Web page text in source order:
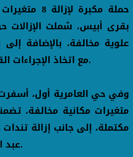
حملة مكبرة
بقرى أبيس، شملت الإزالات
علوية مخالفة، بالإضافة إلى
مع اتخاذ الإجراءات القانونية تجاه المخالف.
متغيرات مكانية مخالفة،
مكتملة، إلى جانب إزالة
عبد القادر والحرابي بحري.